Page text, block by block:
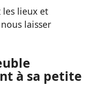
les lieux et
laisser
à sa petite